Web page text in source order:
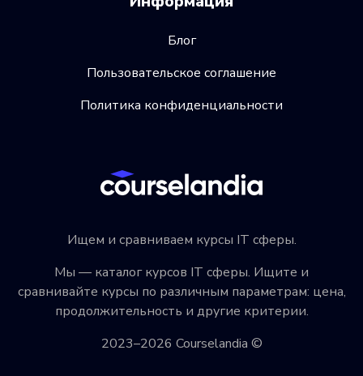
Ищем и сравниваем курсы IT сферы.
Мы — каталог курсов IT сферы. Ищите и
сравнивайте курсы по различным параметрам: цена,
продолжительность и другие критерии.
2023–2026 Courselandia ©
Блог
Пользовательское соглашение
Политика конфиденциальности